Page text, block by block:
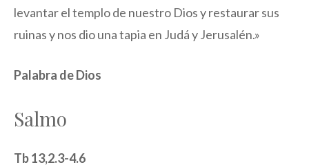
levantar el templo de nuestro Dios y restaurar sus
ruinas y nos dio una tapia en Judá y Jerusalén.»
Palabra de Dios
Salmo
Tb 13,2.3-4.6